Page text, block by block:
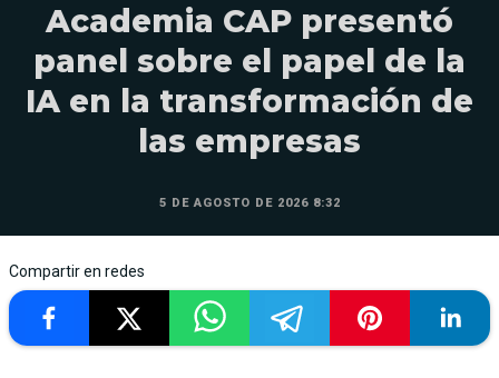
Academia CAP presentó
panel sobre el papel de la
IA en la transformación de
las empresas
5 DE AGOSTO DE 2026 8:32
Compartir en redes